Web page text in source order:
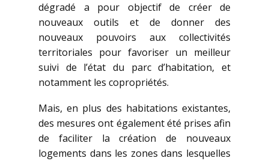
dégradé a pour objectif de créer de
nouveaux outils et de donner des
nouveaux pouvoirs aux collectivités
territoriales pour favoriser un meilleur
suivi de l’état du parc d’habitation, et
notamment les copropriétés.
Mais, en plus des habitations existantes,
des mesures ont également été prises afin
de faciliter la création de nouveaux
logements dans les zones dans lesquelles